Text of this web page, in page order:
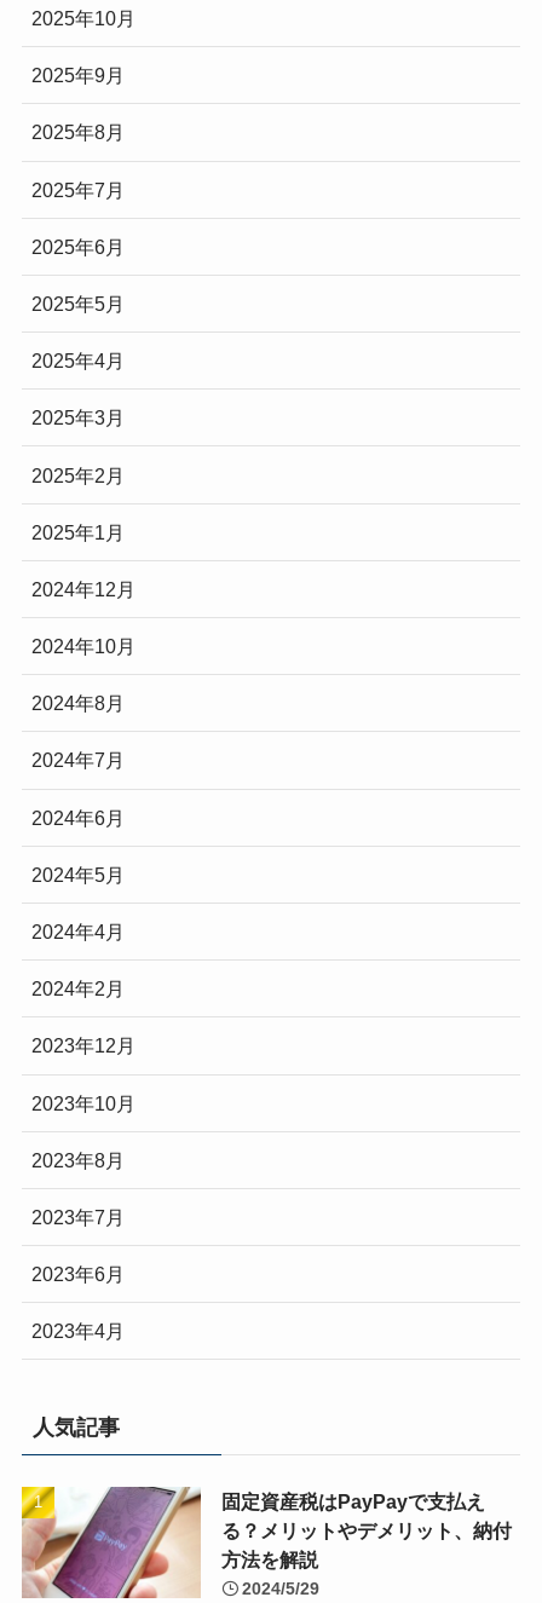
2025年10月
2025年9月
2025年8月
2025年7月
2025年6月
2025年5月
2025年4月
2025年3月
2025年2月
2025年1月
2024年12月
2024年10月
2024年8月
2024年7月
2024年6月
2024年5月
2024年4月
2024年2月
2023年12月
2023年10月
2023年8月
2023年7月
2023年6月
2023年4月
人気記事
固定資産税はPayPayで支払え
る？メリットやデメリット、納付
方法を解説
2024/5/29